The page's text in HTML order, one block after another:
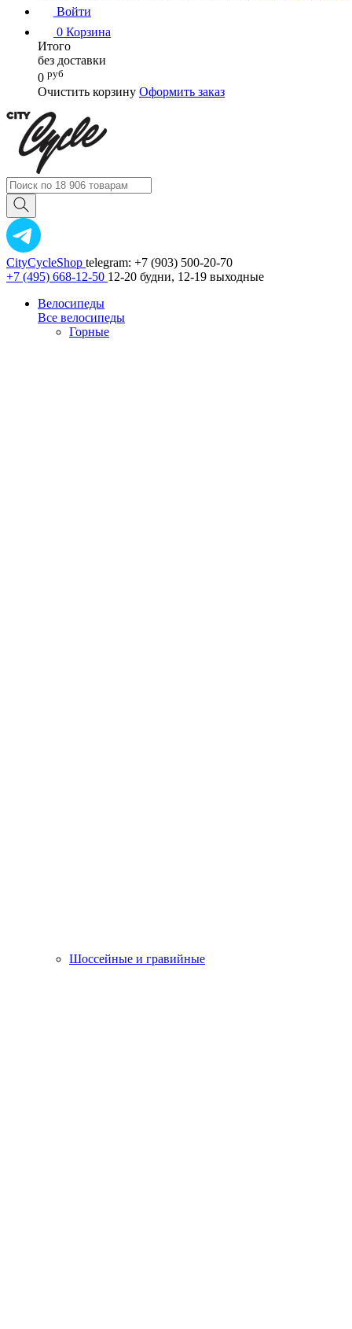
Войти
0 Корзина
Итого
без доставки
0 руб
Очистить корзину Оформить заказ
CityCycleShop telegram: +7 (903) 500-20-70
+7 (495) 668-12-50 12-20 будни, 12-19 выходные
Велосипеды
Все велосипеды
Горные
Шоссейные и гравийные